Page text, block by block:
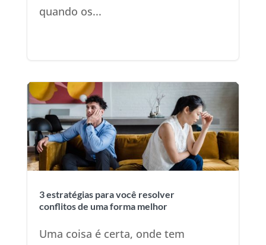
quando os...
3 estratégias para você resolver
conflitos de uma forma melhor
Uma coisa é certa, onde tem